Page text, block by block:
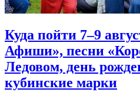
Куда пойти 7–9
Афиши», песни
Ледовом, день
кубинские марки